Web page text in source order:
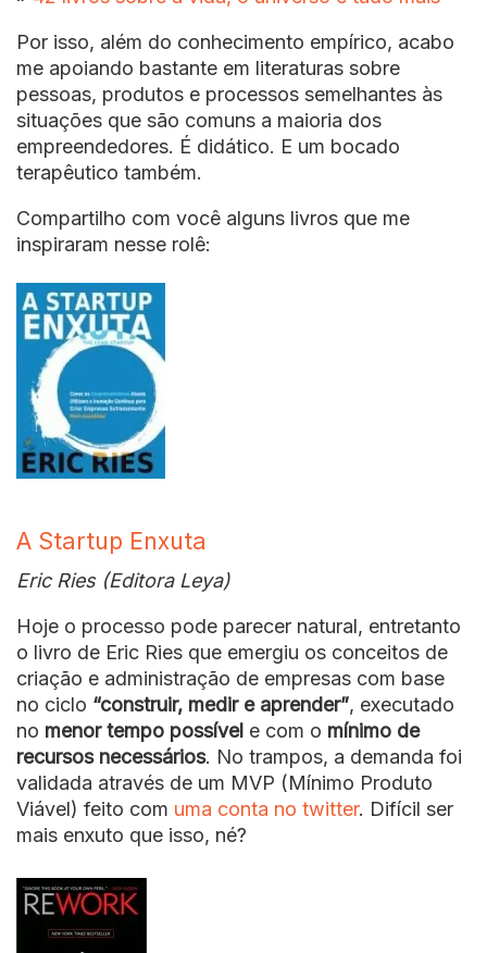
Por isso, além do conhecimento empírico, acabo
me apoiando bastante em literaturas sobre
pessoas, produtos e processos semelhantes às
situações que são comuns a maioria dos
empreendedores. É didático. E um bocado
terapêutico também.
Compartilho com você alguns livros que me
inspiraram nesse rolê:
A Startup Enxuta
Eric Ries (Editora Leya)
Hoje o processo pode parecer natural, entretanto
o livro de Eric Ries que emergiu os conceitos de
criação e administração de empresas com base
no ciclo “construir, medir e aprender”, executado
no menor tempo possível e com o mínimo de
recursos necessários. No trampos, a demanda foi
validada através de um MVP (Mínimo Produto
Viável) feito com uma conta no twitter. Difícil ser
mais enxuto que isso, né?